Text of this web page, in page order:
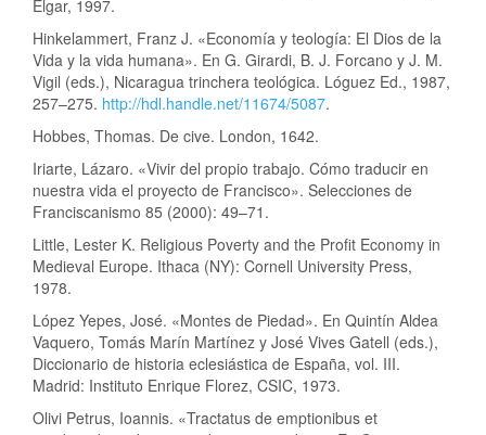
Elgar, 1997.
Hinkelammert, Franz J. «Economía y teología: El Dios de la
Vida y la vida humana». En G. Girardi, B. J. Forcano y J. M.
Vigil (eds.), Nicaragua trinchera teológica. Lóguez Ed., 1987,
257–275. http://hdl.handle.net/11674/5087.
Hobbes, Thomas. De cive. London, 1642.
Iriarte, Lázaro. «Vivir del propio trabajo. Cómo traducir en
nuestra vida el proyecto de Francisco». Selecciones de
Franciscanismo 85 (2000): 49–71.
Little, Lester K. Religious Poverty and the Profit Economy in
Medieval Europe. Ithaca (NY): Cornell University Press,
1978.
López Yepes, José. «Montes de Piedad». En Quintín Aldea
Vaquero, Tomás Marín Martínez y José Vives Gatell (eds.),
Diccionario de historia eclesiástica de España, vol. III.
Madrid: Instituto Enrique Florez, CSIC, 1973.
Olivi Petrus, Ioannis. «Tractatus de emptionibus et